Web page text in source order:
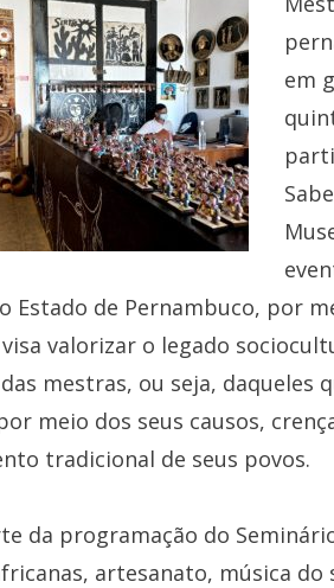
em
Estado de Pernambuco, por
valorizar o legado
mestras, ou seja, daqueles
meio dos seus causos,
tradicional de seus povos.
da programação do
artesanato, música do